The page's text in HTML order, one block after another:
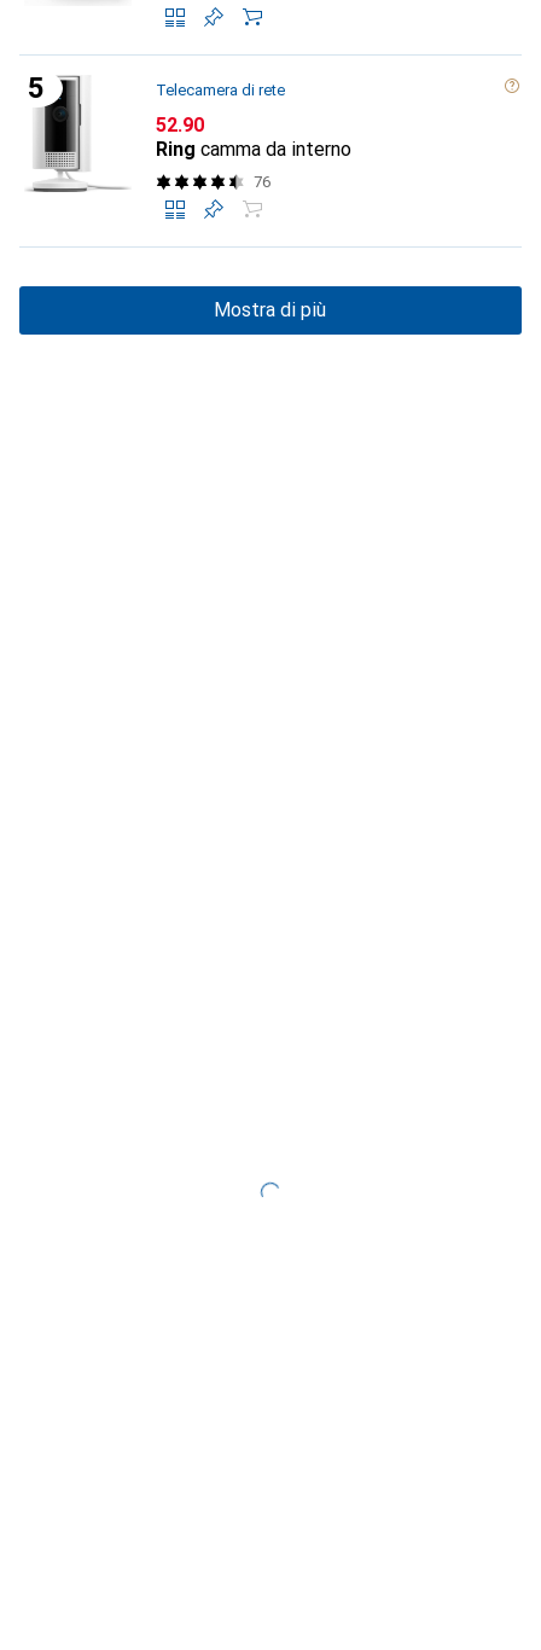
Telecamera di rete
CHF
52.90
Ring camma da interno
76
Mostra di più